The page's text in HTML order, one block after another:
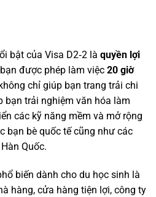
bật của Visa D2‑2 là quyền lợi
được phép làm việc 20 giờ
chỉ giúp bạn trang trải chi
bạn trải nghiệm văn hóa làm
các kỹ năng mềm và mở rộng
bạn bè quốc tế cũng như các
Quốc.
biến dành cho du học sinh là
hàng, cửa hàng tiện lợi, công ty